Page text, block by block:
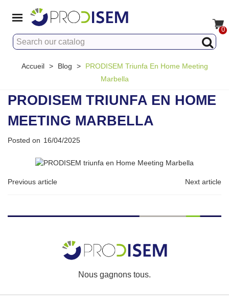
0
Accueil > Blog >
PRODISEM Triunfa En Home Meeting
Marbella
PRODISEM TRIUNFA EN HOME
MEETING MARBELLA
Posted on 16/04/2025
Previous article Next article
Nous gagnons tous.